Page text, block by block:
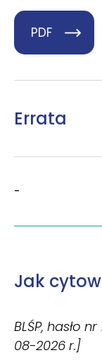
PDF
Errata
-
Jak
BLŚP, hasło
08-2026 r.]